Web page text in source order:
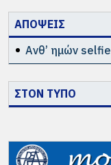
ΑΠΟΨΕΙΣ
Ανθ’ ημών selfie
ΣΤΟΝ ΤΥΠΟ